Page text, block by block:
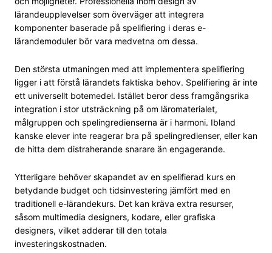
lärandeupplevelser som överväger att integrera
komponenter baserade på spelifiering i deras e-
lärandemoduler bör vara medvetna om dessa.
Den största utmaningen med att implementera spelifiering
ligger i att förstå lärandets faktiska behov. Spelifiering är inte
ett universellt botemedel. Istället beror dess framgångsrika
integration i stor utsträckning på om läromaterialet,
målgruppen och spelingredienserna är i harmoni. Ibland
kanske elever inte reagerar bra på spelingredienser, eller kan
de hitta dem distraherande snarare än engagerande.
Ytterligare behöver skapandet av en spelifierad kurs en
betydande budget och tidsinvestering jämfört med en
traditionell e-lärandekurs. Det kan kräva extra resurser,
såsom multimedia designers, kodare, eller grafiska
designers, vilket adderar till den totala
investeringskostnaden.